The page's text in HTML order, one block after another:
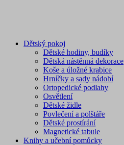
Dětský pokoj
Dětské hodiny, budíky
Dětská nástěnná dekorace
Koše a úložné krabice
Hrníčky a sady nádobí
Ortopedické podlahy
Osvětlení
Dětské židle
Povlečení a polštáře
Dětské prostírání
Magnetické tabule
Knihy a učební pomůcky